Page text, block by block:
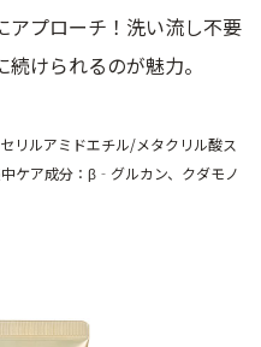
アプローチ！洗い流し不要
けられるのが魅力。
リルアミドエチル/メタクリル酸ス
ケア成分：β‐グルカン、クダモノ